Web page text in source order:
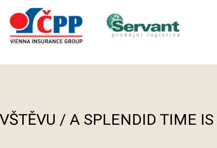
/ A SPLENDID TIME